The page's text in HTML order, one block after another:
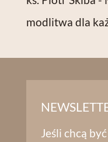
modlitwa dla
Jeśli chcą